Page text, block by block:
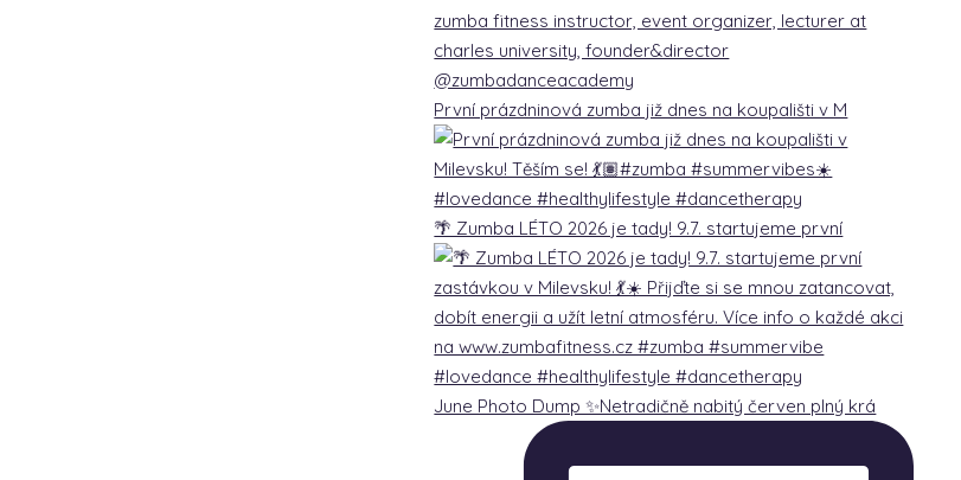
zumba fitness instructor, event organizer, lecturer at
charles university, founder&director
@zumbadanceacademy
První prázdninová zumba již dnes na koupališti v M
🌴 Zumba LÉTO 2026 je tady! 9.7. startujeme první
June Photo Dump ✨Netradičně nabitý červen plný krá